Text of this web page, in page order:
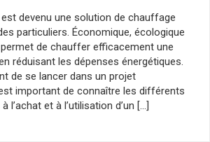
devenu une solution de chauffage
particuliers. Économique, écologique
de chauffer efficacement une
réduisant les dépenses énergétiques.
de se lancer dans un projet
important de connaître les différents
l’achat et à l’utilisation d’un […]